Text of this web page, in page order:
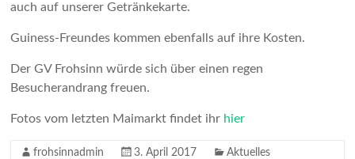
auch auf unserer Getränkekarte.
Guiness-Freundes kommen ebenfalls auf ihre Kosten.
Der GV Frohsinn würde sich über einen regen
Besucherandrang freuen.
Fotos vom letzten Maimarkt findet ihr hier
frohsinnadmin 3. April 2017 Aktuelles